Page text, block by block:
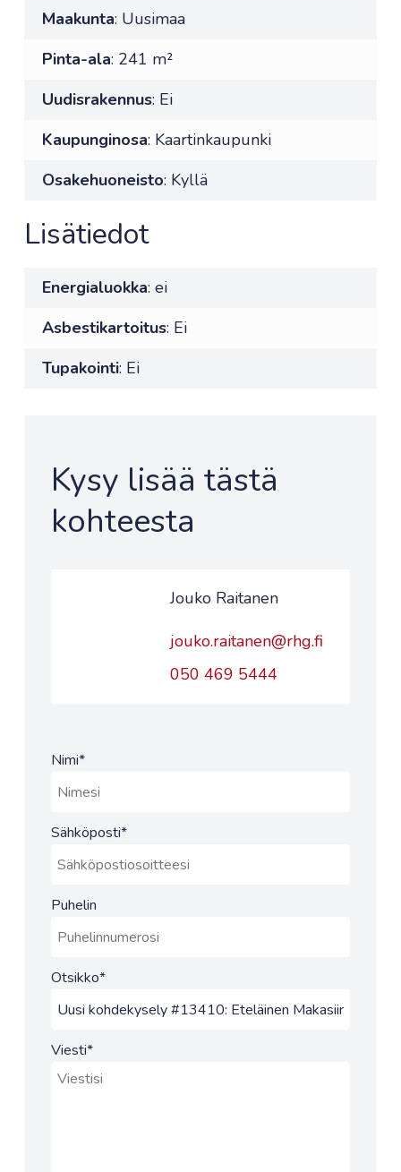
Maakunta: Uusimaa
Pinta-ala: 241 m²
Uudisrakennus: Ei
Kaupunginosa: Kaartinkaupunki
Osakehuoneisto: Kyllä
Lisätiedot
Energialuokka: ei
Asbestikartoitus: Ei
Tupakointi: Ei
Kysy lisää tästä
kohteesta
Jouko Raitanen
jouko.raitanen@rhg.fi
050 469 5444
Nimi*
Sähköposti*
Puhelin
Otsikko*
Viesti*